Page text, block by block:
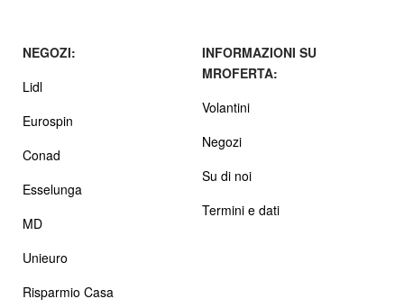
NEGOZI:
Lidl
Eurospin
Conad
Esselunga
MD
Unieuro
Risparmio Casa
INFORMAZIONI SU
MROFERTA:
Volantini
Negozi
Su di noi
Termini e dati